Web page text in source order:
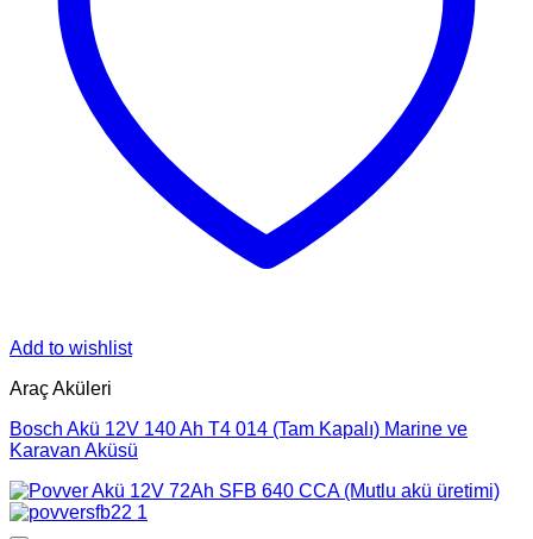
Add to wishlist
Araç Aküleri
Bosch Akü 12V 140 Ah T4 014 (Tam Kapalı) Marine ve
Karavan Aküsü